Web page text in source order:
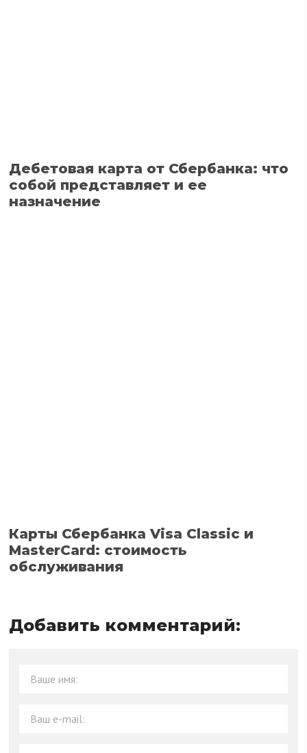
Дебетовая карта от Сбербанка: что
собой представляет и ее
назначение
Карты Сбербанка Visa Classic и
MasterCard: стоимость
обслуживания
Добавить комментарий: